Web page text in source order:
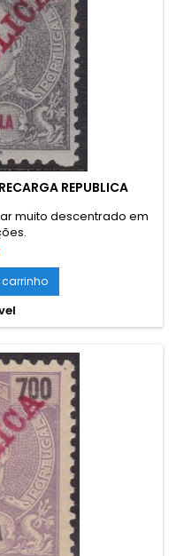
REPUBLICA
muito descentrado em